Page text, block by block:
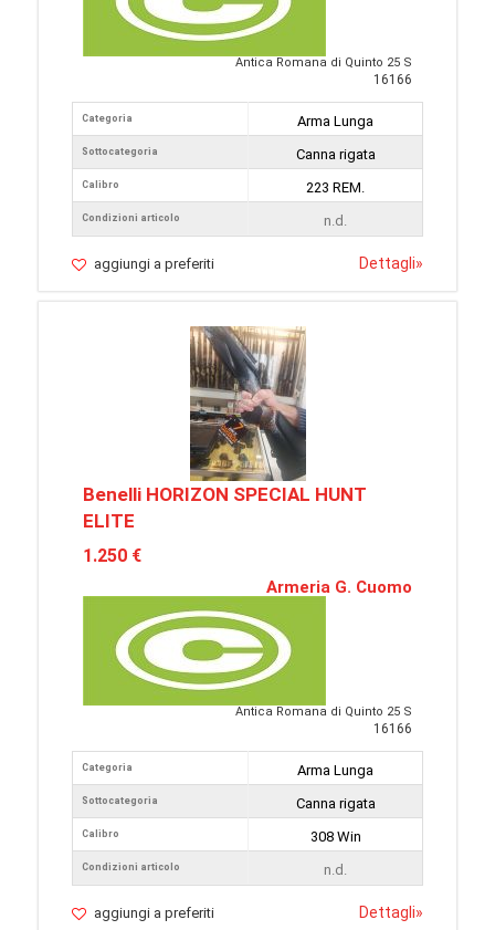
Antica Romana di Quinto 25 S
16166
Categoria
Sottocategoria
Calibro
Condizioni articolo
Arma Lunga
Canna rigata
223 REM.
n.d.
aggiungi a preferiti Dettagli»
Benelli HORIZON SPECIAL HUNT
ELITE
1.250 €
Armeria G. Cuomo
Antica Romana di Quinto 25 S
16166
Categoria
Sottocategoria
Calibro
Condizioni articolo
Arma Lunga
Canna rigata
308 Win
n.d.
aggiungi a preferiti Dettagli»